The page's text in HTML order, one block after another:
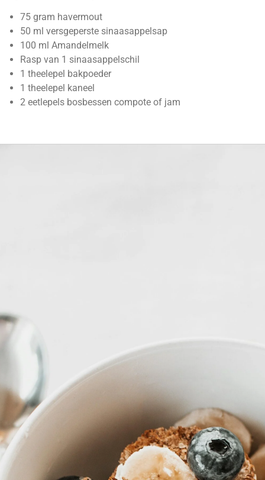
75 gram havermout
50 ml versgeperste sinaasappelsap
100 ml Amandelmelk
Rasp van 1 sinaasappelschil
1 theelepel bakpoeder
1 theelepel kaneel
2 eetlepels bosbessen compote of jam